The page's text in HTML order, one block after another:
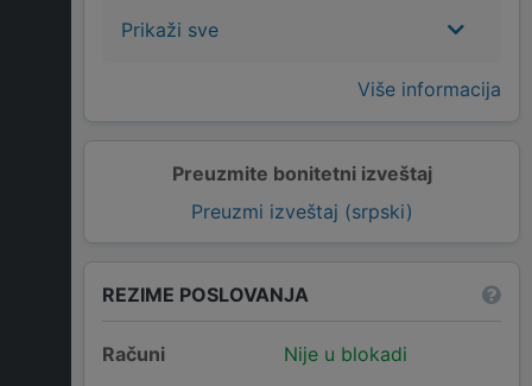
Preuzmite bonitetni izveštaj
Preuzmi izveštaj (srpski)
Prikaži sve
Više informacija
REZIME POSLOVANJA
Računi
Nije u blokadi